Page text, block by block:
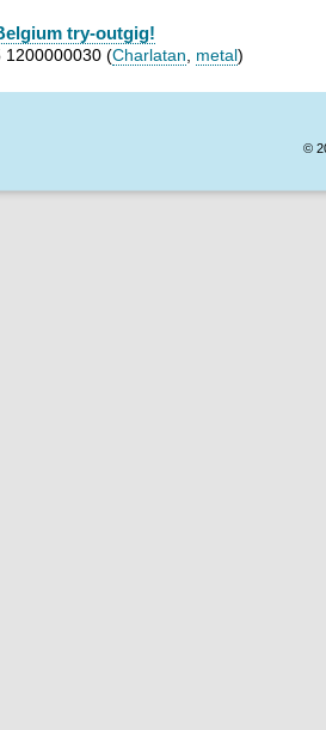
try-outgig!
1200000030 (Charlatan metal)
©